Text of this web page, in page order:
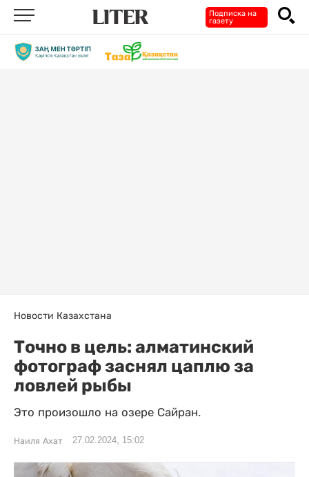
Подписка на
газету
Новости Казахстана
Точно в цель: алматинский
фотограф заснял цаплю за
ловлей рыбы
Это произошло на озере Сайран.
Наиля Ахат 27.02.2024, 15:02